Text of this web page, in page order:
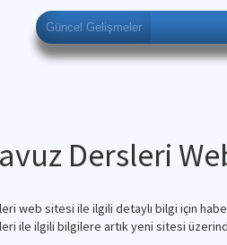
Güncel Gelişmeler
Dersleri
web sitesi ile ilgili detaylı bilgi için
ile ilgili bilgilere artık yeni sitesi